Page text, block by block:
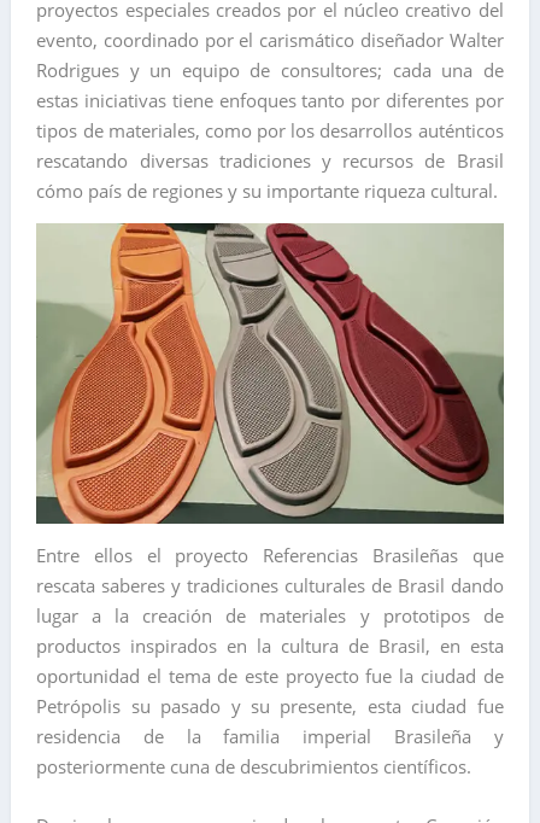
proyectos especiales creados por el núcleo creativo del
evento, coordinado por el carismático diseñador Walter
Rodrigues y un equipo de consultores; cada una de
estas iniciativas tiene enfoques tanto por diferentes por
tipos de materiales, como por los desarrollos auténticos
rescatando diversas tradiciones y recursos de Brasil
cómo país de regiones y su importante riqueza cultural.
Entre ellos el proyecto Referencias Brasileñas que
rescata saberes y tradiciones culturales de Brasil dando
lugar a la creación de materiales y prototipos de
productos inspirados en la cultura de Brasil, en esta
oportunidad el tema de este proyecto fue la ciudad de
Petrópolis su pasado y su presente, esta ciudad fue
residencia de la familia imperial Brasileña y
posteriormente cuna de descubrimientos científicos.